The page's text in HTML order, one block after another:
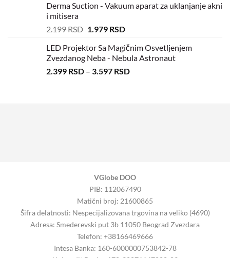
Derma Suction - Vakuum aparat za uklanjanje akni
i mitisera
2.199RSD 1.979 RSD
LED Projektor Sa Magičnim Osvetljenjem
Zvezdanog Neba - Nebula Astronaut
2.399 RSD – 3.597 RSD
VGlobe DOO
PIB: 112067490
Matični broj: 21600865
Šifra delatnosti: Nespecijalizovana trgovina na veliko (4690)
Adresa: Smederevski put 3b 11050 Beograd Zvezdara
Telefon: +38166469666
Intesa Banka: 160-6000000753842-78